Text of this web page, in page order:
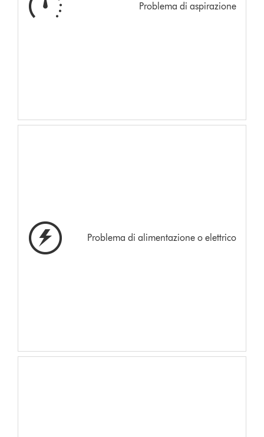
Problema di aspirazione
Problema di alimentazione o elettrico